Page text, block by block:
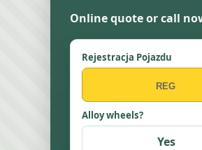
Online quote or call
Rejestracja Pojazdu
Alloy wheels?
Yes